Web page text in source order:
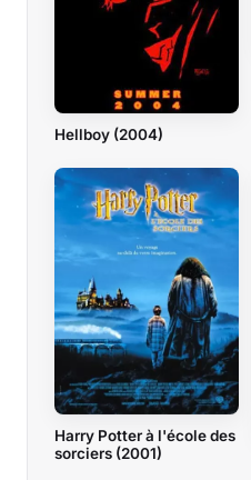
Hellboy (2004)
Harry Potter à l'école des
sorciers (2001)